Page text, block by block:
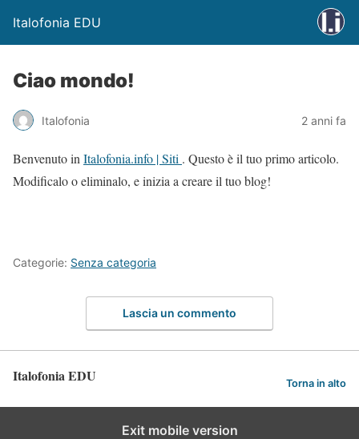
Italofonia EDU
Ciao mondo!
Italofonia 2 anni fa
Benvenuto in Italofonia.info | Siti . Questo è il tuo primo articolo.
Modificalo o eliminalo, e inizia a creare il tuo blog!
Categorie: Senza categoria
Lascia un commento
Italofonia EDU Torna in alto
Exit mobile version